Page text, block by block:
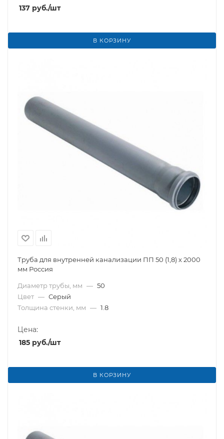
137 руб./шт
В КОРЗИНУ
Труба для внутренней канализации ПП 50 (1,8) х 2000
мм Россия
Диаметр трубы, мм — 50
Цвет — Серый
Толщина стенки, мм — 1.8
Цена:
185 руб./шт
В КОРЗИНУ